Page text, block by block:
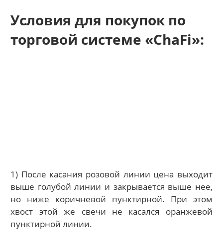
Условия для покупок по
торговой системе «ChaFi»:
1) После касания розовой линии цена выходит
выше голубой линии и закрывается выше нее,
но ниже коричневой пунктирной. При этом
хвост этой же свечи не касался оранжевой
пунктирной линии.